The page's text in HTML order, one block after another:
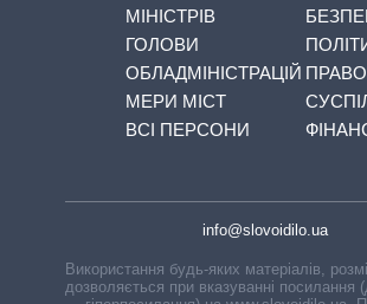
МІНІСТРІВ
ГОЛОВИ
ОБЛАДМІНІСТРАЦІЙ
МЕРИ МІСТ
ВСІ ПЕРСОНИ
ПРАВО
info@slovoidilo.ua
Використання будь-яких матеріалів,
дозволяється при вказуванні посилання